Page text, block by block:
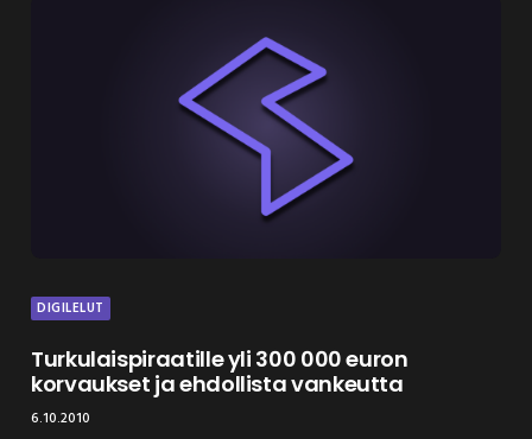
DIGILELUT
Turkulaispiraatille yli 300 000 euron
korvaukset ja ehdollista vankeutta
6.10.2010